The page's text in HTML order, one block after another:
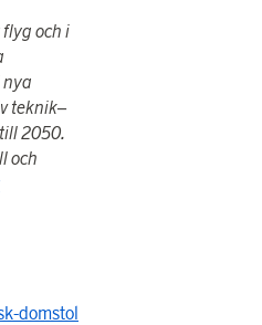
och i
teknik–
2050.
och
domstol